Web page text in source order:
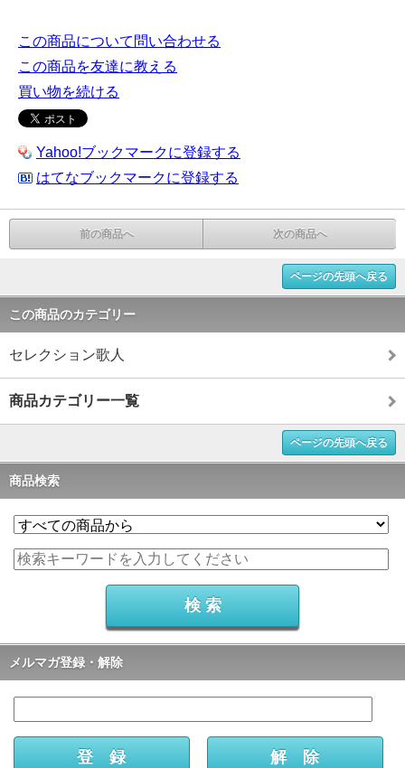
この商品について問い合わせる
この商品を友達に教える
買い物を続ける
Yahoo!ブックマークに登録する
はてなブックマークに登録する
前の商品へ 次の商品へ
ページの先頭へ戻る
この商品のカテゴリー
セレクション歌人
商品カテゴリー一覧
ページの先頭へ戻る
商品検索
メルマガ登録・解除